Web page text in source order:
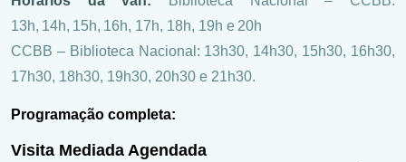
13h, 14h, 15h, 16h, 17h, 18h, 19h e 20h
CCBB – Biblioteca Nacional: 13h30, 14h30, 15h30, 16h30,
17h30, 18h30, 19h30, 20h30 e 21h30.
Programação completa:
Visita Mediada Agendada